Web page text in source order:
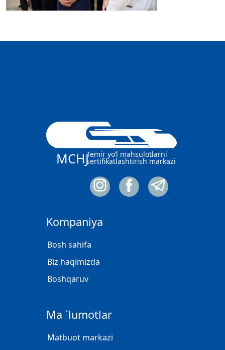
MCHJTemir yo‘l mahsulotlarni
sertifikatlashtirish markazi
Kompaniya
Bosh sahifa
Biz haqimizda
Boshqaruv
Ma `lumotlar
Matbuot markazi